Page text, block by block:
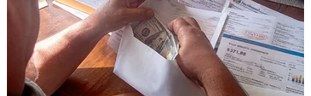
#Nhà lãnh đạo Triều Tiên Kim Jong-un
Mỹ
Triều Tiên